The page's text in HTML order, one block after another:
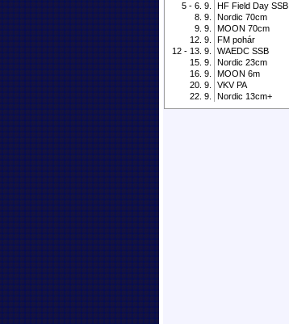
5 - 6. 9.
HF Field Day SSB
8. 9.
Nordic 70cm
9. 9.
MOON 70cm
12. 9.
FM pohár
12 - 13. 9.
WAEDC SSB
15. 9.
Nordic 23cm
16. 9.
MOON 6m
20. 9.
VKV PA
22. 9.
Nordic 13cm+